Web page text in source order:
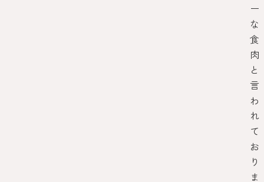
ー
な
食
肉
と
言
わ
れ
て
お
り
ま